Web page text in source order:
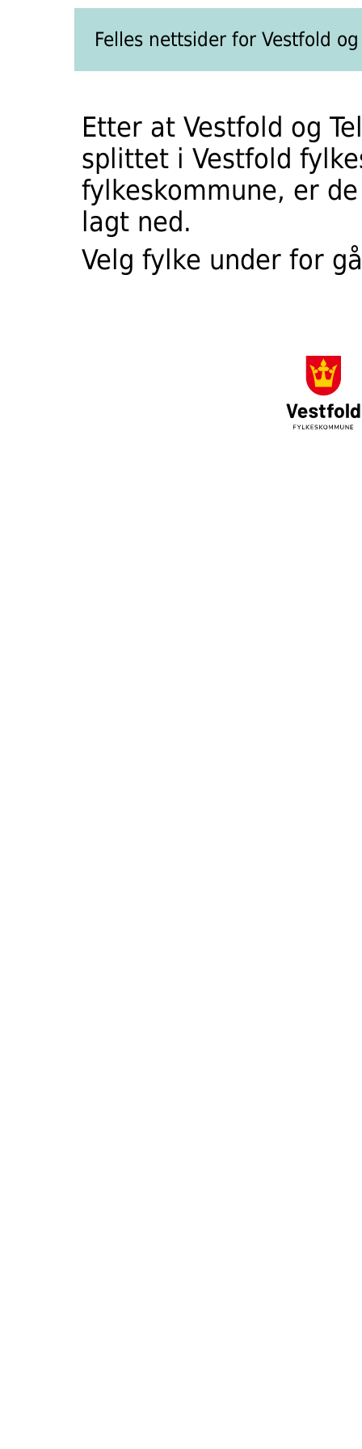
Felles nettsider for Vestfold
Etter at Vestfold og
splittet i Vestfold
fylkeskommune, er
lagt ned.
Velg fylke under for